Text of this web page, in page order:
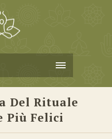
Del Rituale
Più Felici